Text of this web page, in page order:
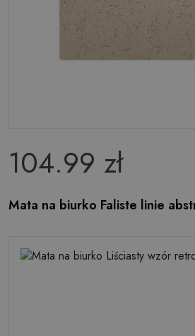
104.99 zł
Mata na biurko Faliste linie